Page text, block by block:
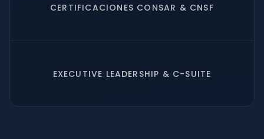
CERTIFICACIONES CONSAR & CNSF
EXECUTIVE LEADERSHIP & C-SUITE